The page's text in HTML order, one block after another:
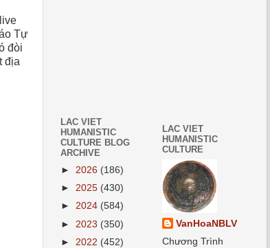
Tự
đòi
địa
LAC VIET
HUMANISTIC
CULTURE BLOG
ARCHIVE
► 2026 (186)
► 2025 (430)
► 2024 (584)
► 2023 (350)
► 2022 (452)
LAC VIET
HUMANISTIC
CULTURE
VanHoaNBLV
Chương Trình